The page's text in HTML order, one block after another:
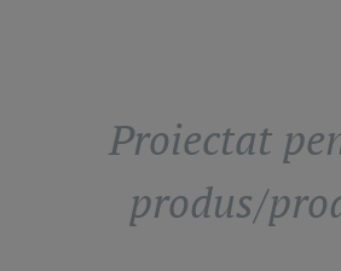
Proiectat
produs/